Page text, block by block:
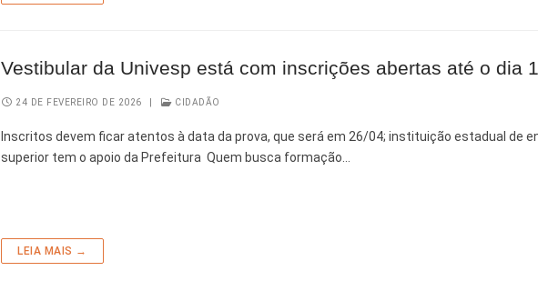
Vestibular da Univesp está com inscrições abertas até o dia
24 DE FEVEREIRO DE 2026 CIDADÃO
Inscritos devem ficar atentos à data da prova, que será em 26/04; instituição estadual de
superior tem o apoio da Prefeitura Quem busca formação…
LEIA MAIS →